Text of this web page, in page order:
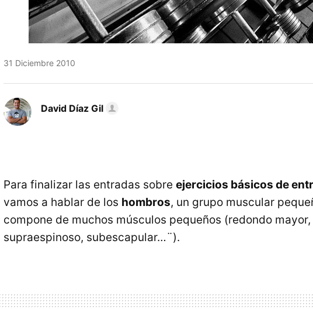
31 Diciembre 2010
David Díaz Gil
Para finalizar las entradas sobre ejercicios básicos de
vamos a hablar de los hombros, un grupo muscular
compone de muchos músculos pequeños (redondo
supraespinoso, subescapular…¨).